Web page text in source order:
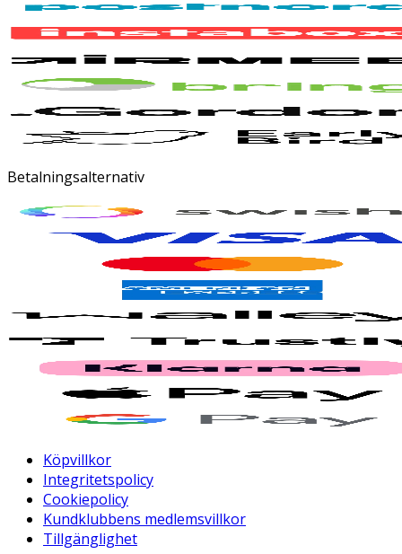
Betalningsalternativ
Köpvillkor
Integritetspolicy
Cookiepolicy
Kundklubbens medlemsvillkor
Tillgänglighet